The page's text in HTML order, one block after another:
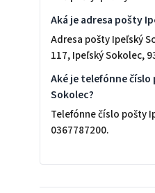
Aká je adresa pošty
Adresa pošty Ipeľský
117, Ipeľský Sokolec,
Aké je telefónne
Sokolec?
Telefónne číslo pošty
0367787200.